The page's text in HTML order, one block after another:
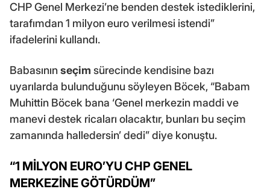
CHP Genel Merkezi’ne benden destek istediklerini,
tarafımdan 1 milyon euro verilmesi istendi”
ifadelerini kullandı.
Babasınınseçim sürecinde kendisine bazı
uyarılarda bulunduğunu söyleyen Böcek, “Babam
Muhittin Böcek bana ‘Genel merkezin maddi ve
manevi destek ricaları olacaktır, bunları bu seçim
zamanında halledersin’ dedi” diye konuştu.
“1 MİLYON EURO’YU CHP GENEL
MERKEZİNE GÖTÜRDÜM”